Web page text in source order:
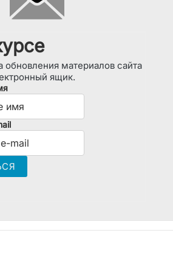
обновления материалов сайта
ящик.